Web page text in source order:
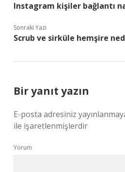
Instagram kişiler bağlantı
Sonraki Yazı
Scrub ve sirküle hemşire
Bir yanıt yazın
E-posta adresiniz
ile işaretlenmişlerdir
Yorum